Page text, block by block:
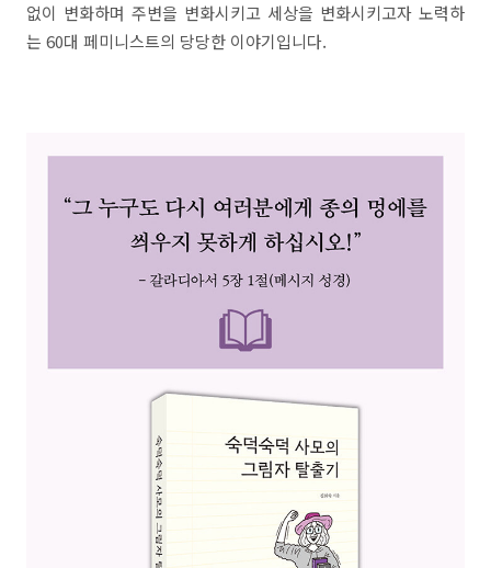
없이 변화하며 주변을 변화시키고 세상을 변화시키고자 노력하
는 60대 페미니스트의 당당한 이야기입니다.